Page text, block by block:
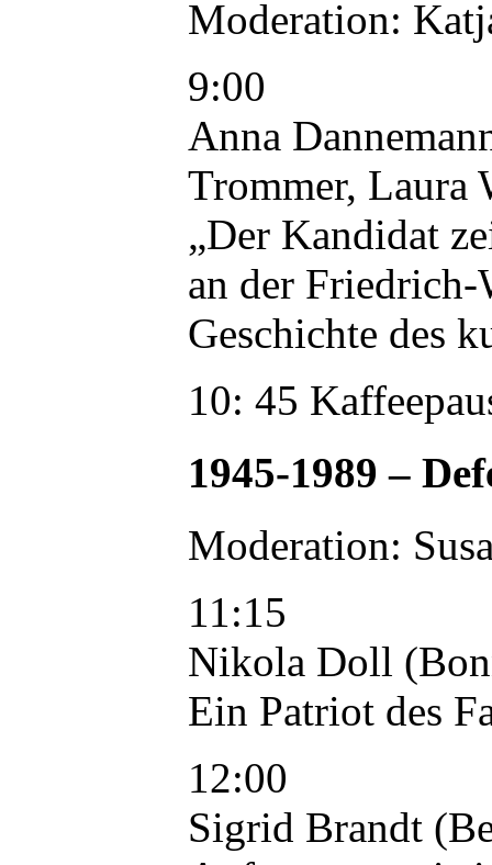
Moderation:
9:00
Anna
Trommer, Laura
„Der Kandidat
an der Friedrich-
Geschichte des
10: 45
1945-1989 –
Moderation:
11:15
Nikola Doll
Ein Patriot des
12:00
Sigrid Brandt